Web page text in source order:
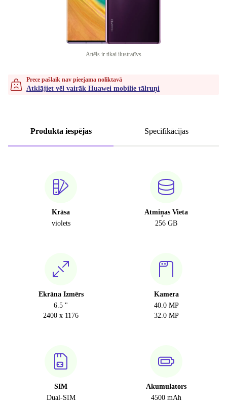
Attēls ir tikai ilustratīvs
Prece pašlaik nav pieejama noliktavā
Atklājiet vēl vairāk Huawei mobilie tālruņi
Produkta iespējas Specifikācijas
Krāsa
violets
Atmiņas Vieta
256 GB
Ekrāna Izmērs
6.5 "
2400 x 1176
Kamera
40.0 MP
32.0 MP
SIM
Dual-SIM
Akumulators
4500 mAh